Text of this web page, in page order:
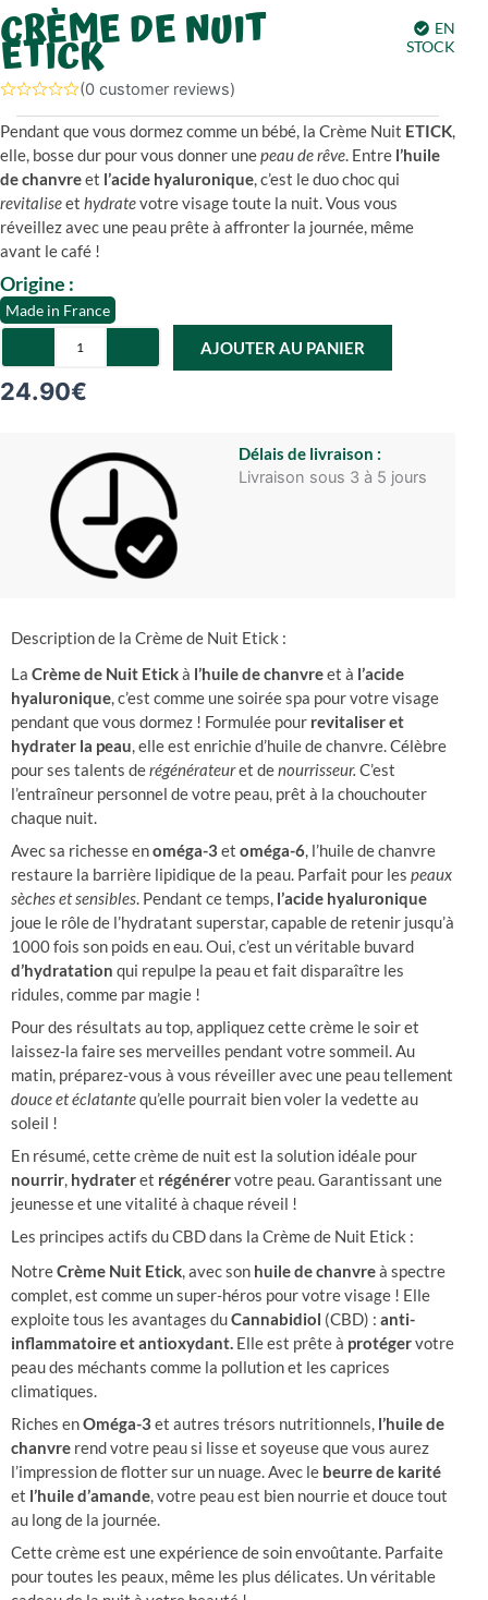
CRÈME DE NUIT
ETICK
EN
STOCK
(0customer reviews)
Pendant que vous dormez comme un bébé, la Crème Nuit ETICK,
elle, bosse dur pour vous donner unepeau de rêve. Entre l’huile
de chanvreet l’acide hyaluronique, c’est le duo choc qui
revitaliseet hydratevotre visage toute la nuit. Vous vous
réveillez avec une peau prête à affronter la journée, même
avant le café !
Origine :
Made in France
quantité
de
AJOUTER AU PANIER
24.90€
Délais de livraison :
Livraison sous 3 à 5 jours
Description de la Crème de Nuit Etick :
La Crème de Nuit Etickà l’huile de chanvreet à l’acide
hyaluronique, c’est comme une soirée spa pour votre visage
pendant que vous dormez ! Formulée pour revitaliser et
hydrater la peau, elle est enrichie d’huile de chanvre. Célèbre
pour ses talents derégénérateuret denourrisseur. C’est
l’entraîneur personnel de votre peau, prêt à la chouchouter
chaque nuit.
Avec sa richesse enoméga-3 et oméga-6, l’huile de chanvre
restaure la barrière lipidique de la peau. Parfait pour les peaux
sèches et sensibles. Pendant ce temps, l’acide hyaluronique
joue le rôle de l’hydratant superstar, capable de retenir jusqu’à
1000 fois son poids en eau. Oui, c’est un véritable buvard
d’hydratation qui repulpe la peau et fait disparaître les
ridules, comme par magie !
Pour des résultats au top, appliquez cette crème le soir et
laissez-la faire ses merveilles pendant votre sommeil. Au
matin, préparez-vous à vous réveiller avec une peau tellement
douce et éclatantequ’elle pourrait bien voler la vedette au
soleil !
En résumé, cette crème de nuit est la solution idéale pour
nourrir, hydrateret régénérervotre peau. Garantissant une
jeunesse et une vitalité à chaque réveil !
Les principes actifs du CBD dans la Crème de Nuit Etick :
NotreCrème Nuit Etick, avec son huile de chanvreà spectre
complet, est comme un super-héros pour votre visage ! Elle
exploite tous les avantages duCannabidiol (CBD) : anti-
inflammatoire etantioxydant. Elle est prête à protégervotre
peau des méchants comme la pollution et les caprices
climatiques.
Riches enOméga-3 et autres trésors nutritionnels, l’huile de
chanvre rend votre peau si lisse et soyeuse que vous aurez
l’impression de flotter sur un nuage. Avec le beurre de karité
et l’huile d’amande, votre peau est bien nourrie et douce tout
au long de la journée.
Cette crème est une expérience de soin envoûtante. Parfaite
pour toutes les peaux, même les plus délicates. Un véritable